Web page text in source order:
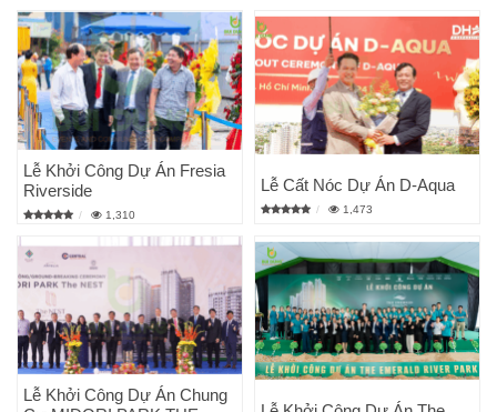
Lễ Khởi Công Dự Án Fresia
Riverside
1,310
Lễ Cất Nóc Dự Án D-Aqua
1,473
Lễ Khởi Công Dự Án Chung